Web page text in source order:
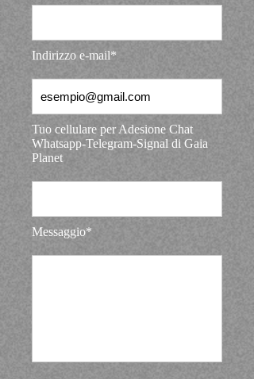
Indirizzo e-mail*
Tuo cellulare per Adesione Chat
Whatsapp-Telegram-Signal di Gaia
Planet
Messaggio*